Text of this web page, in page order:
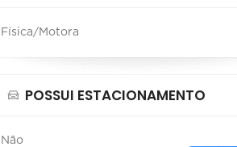
Física/Motora
POSSUI ESTACIONAMENTO
Não